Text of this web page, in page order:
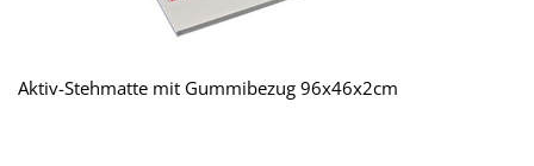
Aktiv-Stehmatte mit Gummibezug 96x46x2cm